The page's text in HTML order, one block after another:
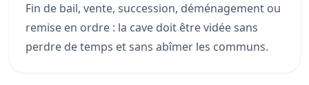
Fin de bail, vente, succession, déménagement ou
remise en ordre : la cave doit être vidée sans
perdre de temps et sans abîmer les communs.